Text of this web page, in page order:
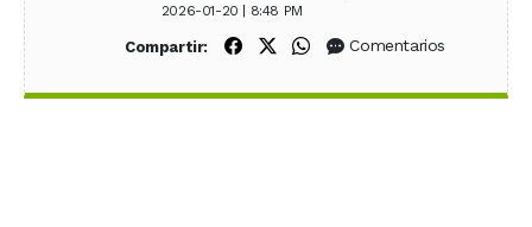
2026-01-20 | 8:48 PM
Compartir: Compartir en Facebook
Compartir en X (Twitter)
Compartir en WhatsApp
Comentarios